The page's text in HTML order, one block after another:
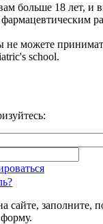
больше 18 лет, и
не можете
school.
сайте, заполните,